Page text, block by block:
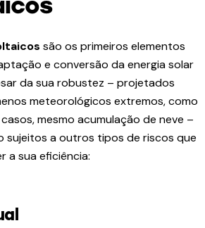
são os primeiros elementos
e conversão da energia solar
da sua robustez – projetados
meteorológicos extremos, como
mesmo acumulação de neve –
sujeitos a outros tipos de riscos que
a sua eficiência: